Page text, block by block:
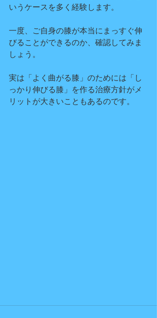
いうケースを多く経験します。
一度、ご自身の膝が本当にまっすぐ伸
びることができるのか、確認してみま
しょう。
実は「よく曲がる膝」のためには「し
っかり伸びる膝」を作る治療方針がメ
リットが大きいこともあるのです。